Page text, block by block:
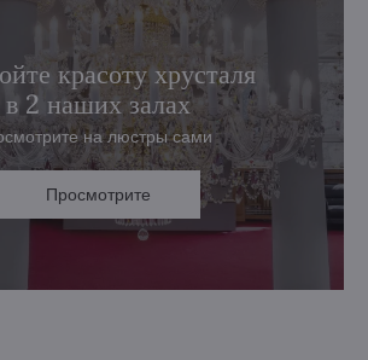
красоту хрусталя
в 2 наших залах
на люстры сами
Просмотрите